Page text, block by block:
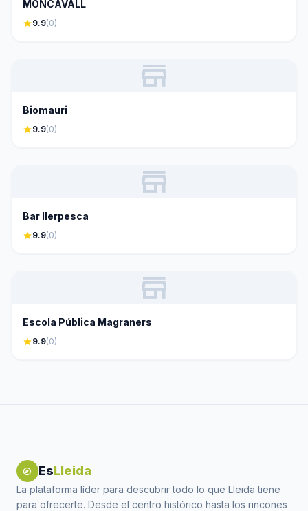
MÓNCAVALL
star9.9(0)
store
Biomauri
star9.9(0)
store
Bar Ilerpesca
star9.9(0)
store
Escola Pública Magraners
star9.9(0)
explore EsLleida
La plataforma líder para descubrir todo lo que Lleida tiene
para ofrecerte. Desde el centro histórico hasta los rincones